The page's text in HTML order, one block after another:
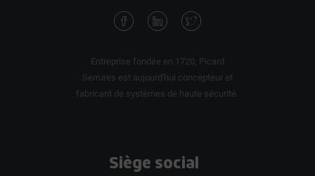
Siège social
Entreprise fondée en 1720, Picard
Serrures est aujourd'hui concepteur et
fabricant de systèmes de haute sécurité.